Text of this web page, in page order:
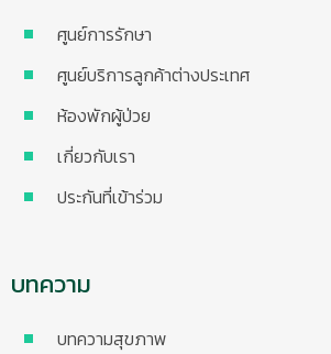
ศูนย์การรักษา
ศูนย์บริการลูกค้าต่างประเทศ
ห้องพักผู้ป่วย
เกี่ยวกับเรา
ประกันที่เข้าร่วม
บทความ
บทความสุขภาพ